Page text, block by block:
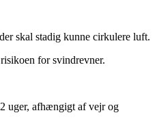
skal stadig kunne cirkulere luft.
for svindrevner.
uger, afhængigt af vejr og